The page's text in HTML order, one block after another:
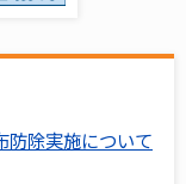
防除実施について